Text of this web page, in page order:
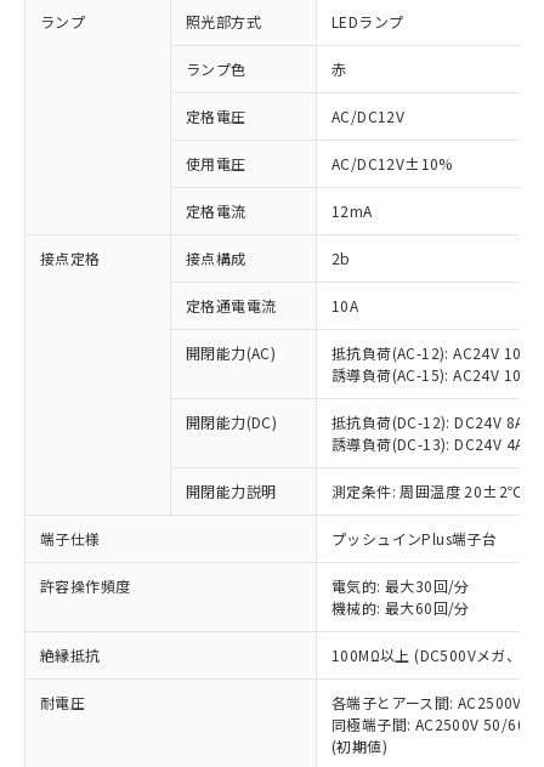
ランプ 照光部方式 LEDランプ
ランプ色 赤
定格電圧 AC/DC12V
使用電圧 AC/DC12V±10%
定格電流 12mA
接点定格 接点構成 2b
定格通電電流 10A
開閉能力(AC)
抵抗負荷(AC-12): AC24V 10A/
誘導負荷(AC-15): AC24V
開閉能力(DC)
抵抗負荷(DC-12): DC24V 8A/
誘導負荷(DC-13): DC24V 4A/
開閉能力説明 測定条件: 周囲温度 20±2℃、
端子仕様 プッシュインPlus端子台
許容操作頻度
電気的: 最大30回/分
機械的: 最大60回/分
絶縁抵抗 100MΩ以上 (DC500Vメガ、点
耐電圧
各端子とアース間: AC2500V
同極端子間: AC2500V 50/
(初期値)
ご利用条件
以下の条件をお読みいただき、同意のうえ
ご利用ください。
本サービスは、当社制御機器事業取扱
商品の当社在庫状況および標準価格
(税抜)を提供させていただくもので
当社制御機器事業取扱商品の中には、
本サービスの対象外となる商品もある
ことをご了承ください。
在庫状況および標準価格照会結果は、
記載している更新日時点での社内デー
タに基づき作成されるものであり、閲
覧された時点での実際の在庫および標
準価格とは異なる場合があることをご
※1 対応状況
対応済み：EU RoHS指令（10物質）の
非含有に対応した製品が提供可能な商品で
す。
対応予定：EU RoHS指令（10物質）の非含
有に対応した製品に切り替える予定のある
対応予定なし：EU RoHS指令（10物質）の
非含有に非対応の商品で、対応品を出す予
定はありません。
調査・確認中：EU RoHS指令（10物質）の
非含有の対応状況を調査中または確認中の
非該当品：ライセンス料など無形物で、有
害物質有無と関係のない商品です。
仕入先様の事情により、非含有部品として
いたものが、含有品と判明した場合などや
むを得ず変更することがあります。
六価クロム(Cr(Ⅵ)) 1000ppm以下、ポリ臭化ビフェニル
類(PBB) 1000ppm以下、ポリ臭化ジフェニルエーテル類
「○」：最大均質材料含有率が中国RoHSの
基準値以下であることを示します。
「×」：最大均質材料含有率が中国RoHSの
基準値を超えていることを示します。
「－」：未確認です。当社販売部門へお問
*中国RoHS10物質の基準値 (GB/T26572)：
Pb(鉛) :1000ppm、 Hg(水銀) : 1000ppm、 Cd(カドミウ
Cr(Ⅵ)(六価クロム) : 1000ppm、 PBBs(ポリ臭化ビフェ
当社は、これら貴社製品のうち、外国
為替および外国貿易法に定める商品
（以下｢規制貨物等」という）を輸出
または国外への提供する場合は、日本
国政府の輸出許可(または役務取引許
可)を取得するなどの必要な手続きを